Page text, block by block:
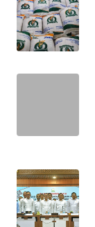
NTB
WN
WN
SUMBAR